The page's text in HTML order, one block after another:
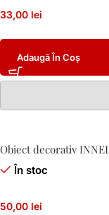
33,00 lei
Adaugă În Coș
Obiect decorativ
În stoc
50,00 lei